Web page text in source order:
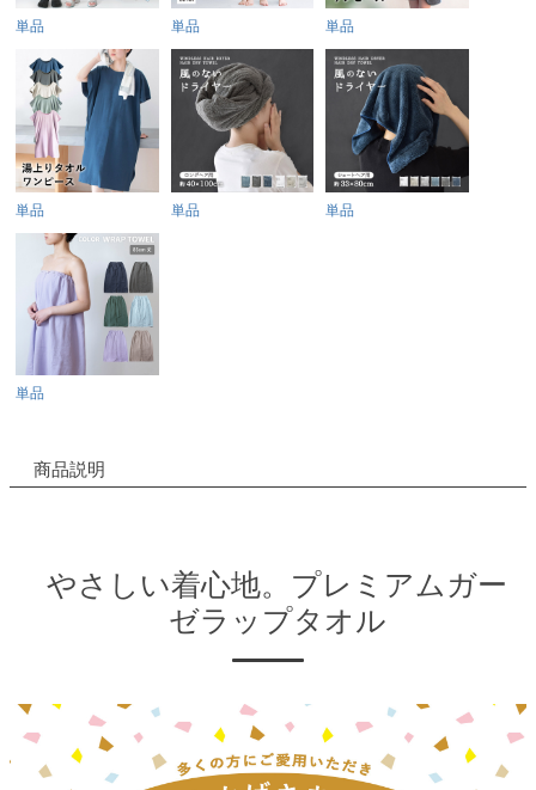
単品 単品 単品
単品 単品 単品
単品
商品説明
やさしい着心地。プレミアムガー
ゼラップタオル